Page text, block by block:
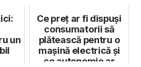
un
Ce preț ar fi dispuși
consumatorii să
plătească pentru o
mașină electrică și
ce autonomie ar